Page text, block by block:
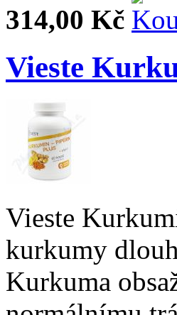
314,00 Kč
Vieste
Vieste
kurkumy
Kurkuma